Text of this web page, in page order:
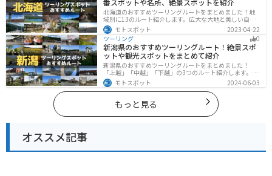
番スポットや名所、絶景スポットを紹介
北海道のおすすめツーリングルートをまとめました！地
域別に13のルート紹介します。広大な大地と美しい自然
が広がり、四季折々の魅力を楽しめる観光スポットが数
多くあります。バイクで北海道にツーリングに行く際は
参考にしてください。
モトスポット
2023-04-22
ツーリング
0
新潟県のおすすめツーリングルート！絶景スポ
ットや観光スポットをまとめて紹介
新潟県のおすすめツーリングルートをまとめました！
「上越」「中越」「下越」の3つのルート紹介します。自
然豊かな山と海、グルメも充実しており、自然を満喫す
るツーリングができます。バイクで新潟県にツーリング
に行く際は参考にしてください。
モトスポット 2024-06-03
もっと見る
オススメ記事